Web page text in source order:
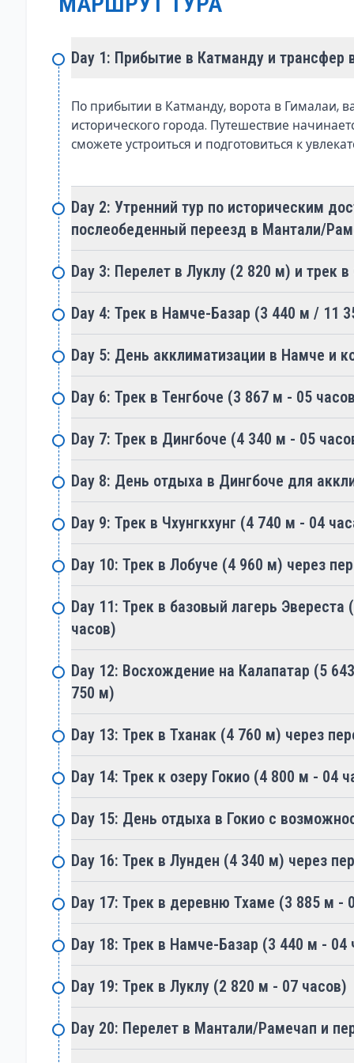
Трек начинается в Лукле и поначалу
известному своим духовным значением и
высокие вершины. Далее маршрут
ледниковых озёр, расположенных в долине
восхождение на Гокьо Ри (5 357 метров),
Эверест и соседние вершины.
Настоящее приключение начинается, когда
высокогорных перевала. Каждый перевал
трудностей и наград:
Перевал Ренджо Ла: Переход через перевал
хребет Эвереста и окружающие вершины.
награду — панорамный вид на такие
Перевал Чо Ла: Известный своим ледяным
трёх перевалов. Треккерам предстоит
но завораживающие виды на Эверест и ледник
Перевал Конгма Ла: Последний перевал в
подъёма, но открывает потрясающие виды на
Конгма Ла ведёт к базовому лагерю Эвереста,
выполненного подвига.
Лучшие сезоны для трека через три
Наилучшее время для прохождения трека
предмуссонный (весна) и постмуссонный
более стабильны, а видимость отличная, что
панорамами Гималаев. Весной (с марта по
цветущей флорой. Осенью (с сентября по
небо — ясным. Треккинг в эти сезоны сводит к
муссонных дождей, которые могут осложнить
Уровень сложности
Трек через три перевала Эвереста — это
физической подготовки и выносливости.
большой высоте, значительные перепады
при пересечении перевалов. Треккеры
зачастую превышающим шесть часов, а
высотой. Правильная акклиматизация
высокогорьем. Этот маршрут подходит для
походам и тщательно подготовленных к
Проживание и питание
Проживание вдоль маршрута трека через три
чайных домиков до более комфортных
большинство лоджей предлагают базовые
в некоторых населённых пунктах можно
высотах жильё, как правило, более скромное
Питание обычно организуется в чайных
блюда, так и блюда западной кухни. В рацион
с чечевичным супом), момо (пельмени),
Day 1: Прибытие в Катманду и трансфер
По прибытии в Катманду, ворота в Гималаи,
исторического города. Путешествие
сможете устроиться и подготовиться к
Day 2: Утренний тур по историческим
послеобеденный переезд в Мантали/
Day 3: Перелет в Луклу (2 820 м) и трек
Day 4: Трек в Намче-Базар (3 440 м / 11
Day 5: День акклиматизации в Намче и
Day 6: Трек в Тенгбоче (3 867 м - 05
Day 7: Трек в Дингбоче (4 340 м - 05
Day 8: День отдыха в Дингбоче для
Day 9: Трек в Чхунгкхунг (4 740 м - 04
Day 10: Трек в Лобуче (4 960 м) через
Day 11: Трек в базовый лагерь
часов)
Day 12: Восхождение на Калапатар (5
750 м)
Day 13: Трек в Тханак (4 760 м) через
Day 14: Трек к озеру Гокио (4 800 м - 04
Day 15: День отдыха в Гокио с
Day 16: Трек в Лунден (4 340 м) через
Day 17: Трек в деревню Тхаме (3 885 м -
Day 18: Трек в Намче-Базар (3 440 м - 04
Day 19: Трек в Луклу (2 820 м - 07 часов)
Day 20: Перелет в Мантали/Рамечап и